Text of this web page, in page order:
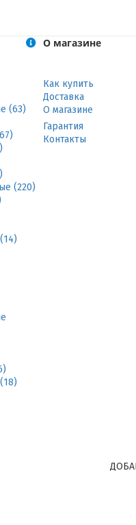
(63)
(220)
О магазине
Как купить
Доставка
О магазине
Гарантия
Контакты